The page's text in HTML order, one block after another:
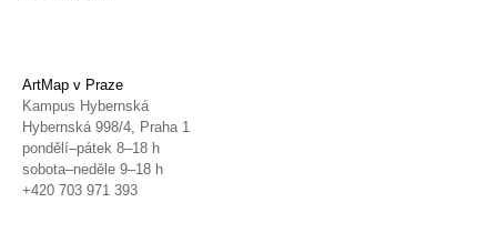
ArtMap v Praze
Kampus Hybernská
Hybernská 998/4, Praha 1
pondělí–pátek 8–18 h
sobota–neděle 9–18 h
+420 703 971 393